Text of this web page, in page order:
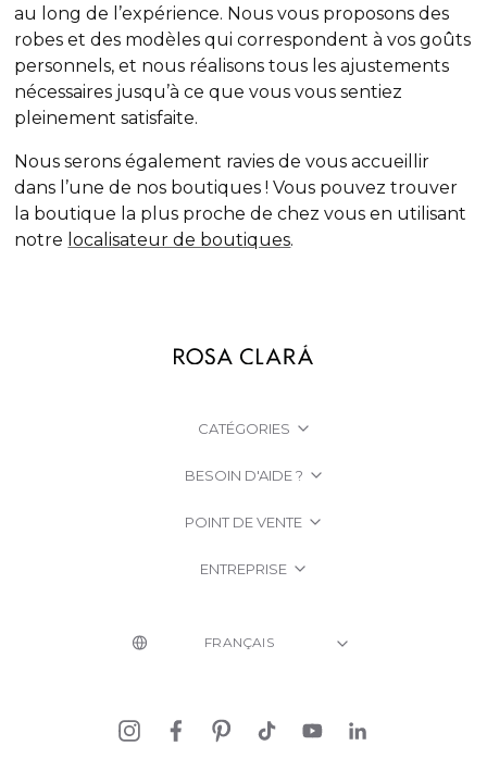
au long de l’expérience. Nous vous proposons des
robes et des modèles qui correspondent à vos goûts
personnels, et nous réalisons tous les ajustements
nécessaires jusqu’à ce que vous vous sentiez
pleinement satisfaite.
Nous serons également ravies de vous accueillir
dans l’une de nos boutiques ! Vous pouvez trouver
la boutique la plus proche de chez vous en utilisant
notre localisateur de boutiques.
CATÉGORIES
BESOIN D'AIDE ?
POINT DE VENTE
ENTREPRISE